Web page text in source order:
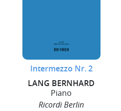
Intermezzo Nr. 2
LANG BERNHARD
Piano
Ricordi Berlin